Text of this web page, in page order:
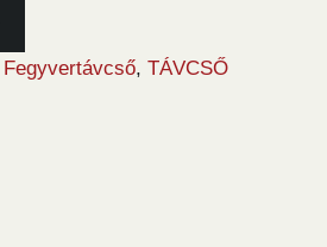
Fegyvertávcső, TÁVCSŐ